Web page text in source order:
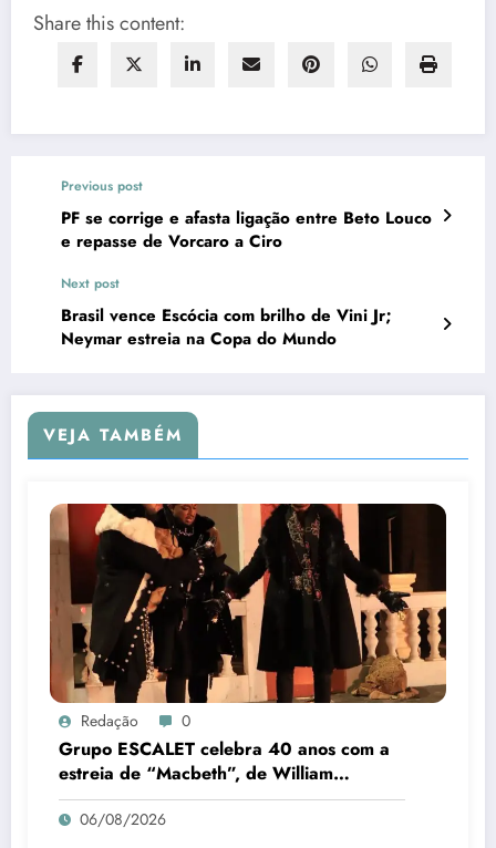
Share this content:
Previous post
PF se corrige e afasta ligação entre Beto Louco
e repasse de Vorcaro a Ciro
Next post
Brasil vence Escócia com brilho de Vini Jr;
Neymar estreia na Copa do Mundo
VEJA TAMBÉM
Redação 0
Grupo ESCALET celebra 40 anos com a
estreia de “Macbeth”, de William
Shakespeare
06/08/2026